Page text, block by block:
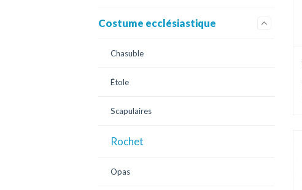
Costume ecclésiastique
Chasuble
Étole
Scapulaires
Rochet
Opas